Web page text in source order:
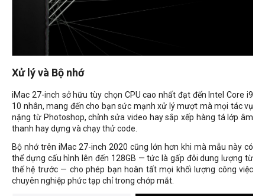
Xử lý và Bộ nhớ
iMac 27-inch sở hữu tùy chọn CPU cao nhất đạt đến Intel Core i9
10 nhân, mang đến cho bạn sức mạnh xử lý mượt mà mọi tác vụ
nặng từ Photoshop, chỉnh sửa video hay sắp xếp hàng tá lớp âm
thanh hay dựng và chạy thử code.
Bộ nhớ trên iMac 27-inch 2020 cũng lớn hơn khi mà mẫu này có
thể dựng cấu hình lên đến 128GB — tức là gấp đôi dung lượng từ
thế hệ trước — cho phép bạn hoàn tất mọi khối lượng công việc
chuyên nghiệp phức tạp chỉ trong chớp mắt.